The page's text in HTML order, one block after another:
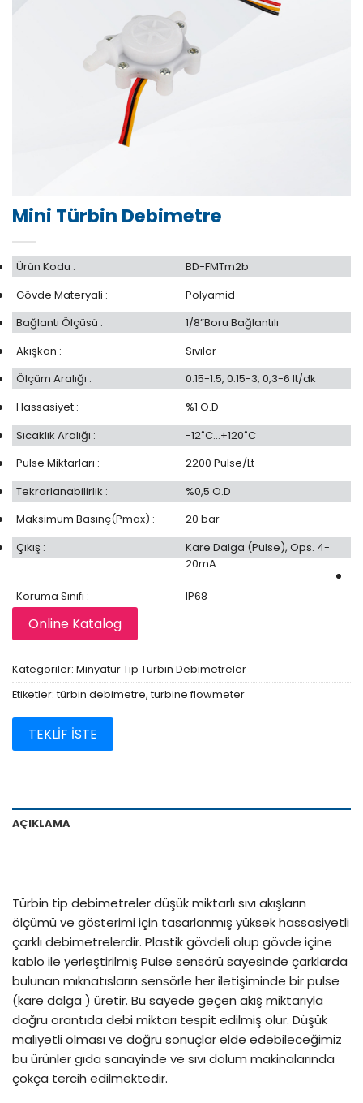
Mini Türbin Debimetre
Ürün Kodu :
BD-FMTm2b
Gövde Materyali :
Polyamid
Bağlantı Ölçüsü :
1/8”Boru Bağlantılı
Akışkan :
Sıvılar
Ölçüm Aralığı :
0.15-1.5, 0.15-3, 0,3-6 lt/dk
Hassasiyet :
%1 O.D
Sıcaklık Aralığı :
-12˚C…+120˚C
Pulse Miktarları :
2200 Pulse/Lt
Tekrarlanabilirlik :
%0,5 O.D
Maksimum Basınç(Pmax) :
20 bar
Çıkış :
Kare Dalga (Pulse), Ops. 4-
20mA
Koruma Sınıfı : IP68
Online Katalog
Kategoriler: Minyatür Tip Türbin Debimetreler
Etiketler: türbin debimetre, turbine flowmeter
TEKLİF İSTE
AÇIKLAMA
Türbin tip debimetreler düşük miktarlı sıvı akışların
ölçümü ve gösterimi için tasarlanmış yüksek hassasiyetli
çarklı debimetrelerdir. Plastik gövdeli olup gövde içine
kablo ile yerleştirilmiş Pulse sensörü sayesinde çarklarda
bulunan mıknatısların sensörle her iletişiminde bir pulse
(kare dalga ) üretir. Bu sayede geçen akış miktarıyla
doğru orantıda debi miktarı tespit edilmiş olur. Düşük
maliyetli olması ve doğru sonuçlar elde edebileceğimiz
bu ürünler gıda sanayinde ve sıvı dolum makinalarında
çokça tercih edilmektedir.